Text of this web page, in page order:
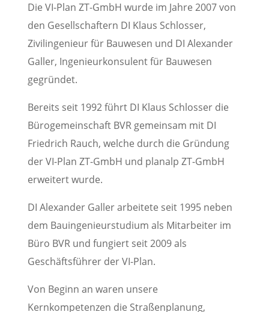
Die VI-Plan ZT-GmbH wurde im Jahre 2007 von
den Gesellschaftern DI Klaus Schlosser,
Zivilingenieur für Bauwesen und DI Alexander
Galler, Ingenieurkonsulent für Bauwesen
gegründet.
Bereits seit 1992 führt DI Klaus Schlosser die
Bürogemeinschaft BVR gemeinsam mit DI
Friedrich Rauch, welche durch die Gründung
der VI-Plan ZT-GmbH und planalp ZT-GmbH
erweitert wurde.
DI Alexander Galler arbeitete seit 1995 neben
dem Bauingenieurstudium als Mitarbeiter im
Büro BVR und fungiert seit 2009 als
Geschäftsführer der VI-Plan.
Von Beginn an waren unsere
Kernkompetenzen die Straßenplanung,